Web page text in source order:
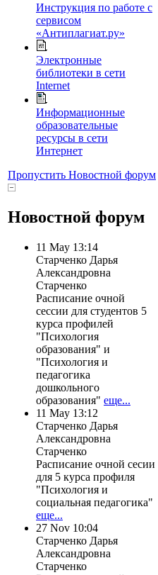
Инструкция по работе с
сервисом
«Антиплагиат.ру»
Электронные
библиотеки в сети
Internet
Информационные
образовательные
ресурсы в сети
Интернет
Пропустить Новостной форум
Новостной форум
11 May 13:14
Старченко Дарья
Александровна
Старченко
Расписание очной
сессии для студентов 5
курса профилей
"Психология
образования" и
"Психология и
педагогика
дошкольного
образования" еще...
11 May 13:12
Старченко Дарья
Александровна
Старченко
Расписание очной сесии
для 5 курса профиля
"Психология и
социальная педагогика"
еще...
27 Nov 10:04
Старченко Дарья
Александровна
Старченко